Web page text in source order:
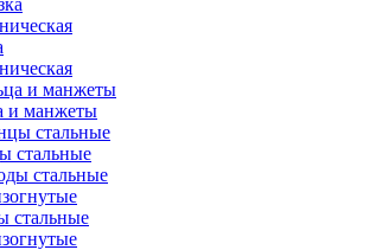
и манжеты
стальные
стальные